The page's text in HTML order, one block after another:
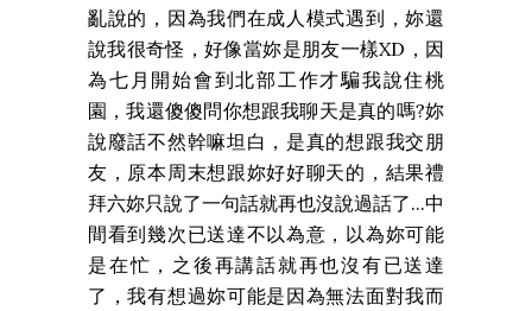
亂說的，因為我們在成人模式遇到，妳還
說我很奇怪，好像當妳是朋友一樣XD，因
為七月開始會到北部工作才騙我說住桃
園，我還傻傻問你想跟我聊天是真的嗎?妳
說廢話不然幹嘛坦白，是真的想跟我交朋
友，原本周末想跟妳好好聊天的，結果禮
拜六妳只說了一句話就再也沒說過話了...中
間看到幾次已送達不以為意，以為妳可能
是在忙，之後再講話就再也沒有已送達
了，我有想過妳可能是因為無法面對我而